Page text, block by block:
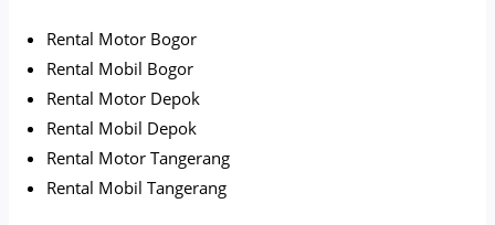
Rental Motor Bogor
Rental Mobil Bogor
Rental Motor Depok
Rental Mobil Depok
Rental Motor Tangerang
Rental Mobil Tangerang